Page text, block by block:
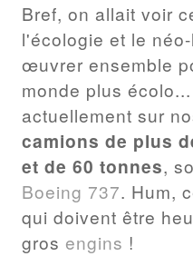
Bref, on allait voir
l'écologie et le
œuvrer ensemble
monde plus
actuellement sur
camions de plus
et de 60 tonnes,
Boeing 737. Hum,
qui doivent être
gros engins !